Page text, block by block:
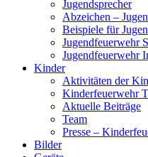
Jugendsprecher
Abzeichen –
Beispiele für
Jugendfeuerwehr
Jugendfeuerwehr
Kinder
Aktivitäten der
Kinderfeuerwehr
Aktuelle Beiträge
Team
Presse –
Bilder